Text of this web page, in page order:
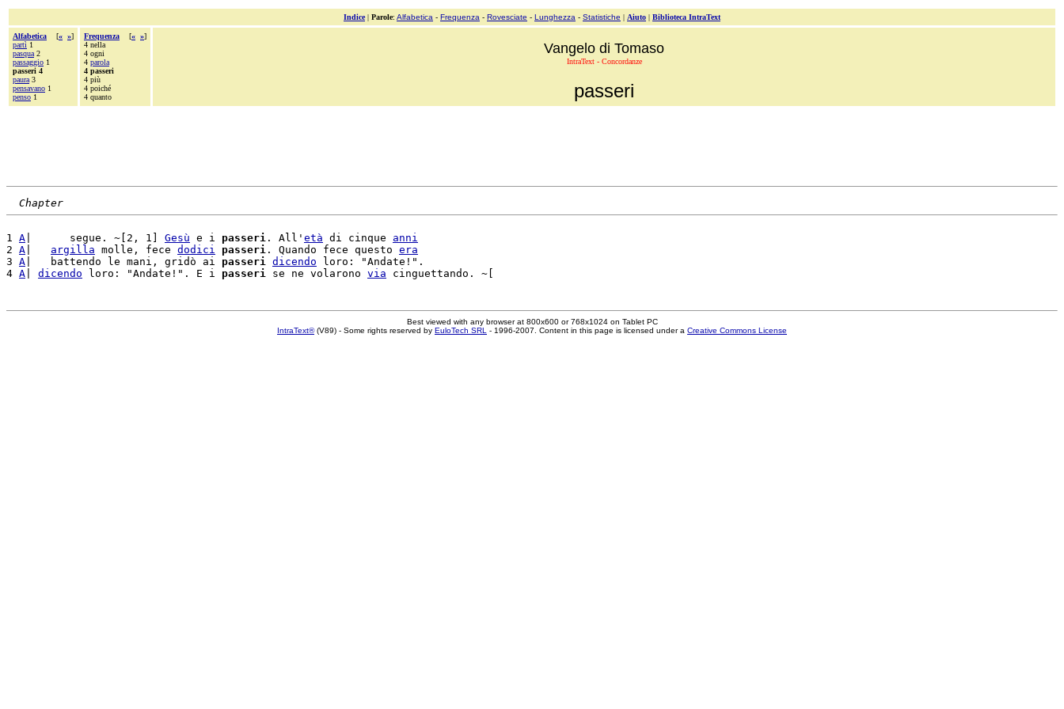
Indice| Parole: Alfabetica - Frequenza - Rovesciate - Lunghezza - Statistiche | Aiuto | Biblioteca IntraText
Alfabetica [« »]
partì 1
pasqua 2
passaggio 1
passeri 4
paura 3
pensavano 1
penso 1
Frequenza [« »]
4 nella
4 ogni
4 parola
4 passeri
4 più
4 poiché
4 quanto
Vangelo di Tomaso
IntraText - Concordanze
passeri
Chapter
1 A |      segue. ~[2, 1] Gesù e i passeri . All' età di cinque anni
2 A argilla molle, fece dodici passeri . Quando fece questo era
3 A |   battendo le mani, gridò ai passeri dicendo loro: "Andate!".
4 A dicendo loro: "Andate!". E i passeri se ne volarono via
Best viewed with any browser at 800x600 or 768x1024 on Tablet PC
IntraText®(V89) - Some rights reserved by EuloTech SRL - 1996-2007. Content in this page is licensed under a Creative Commons License